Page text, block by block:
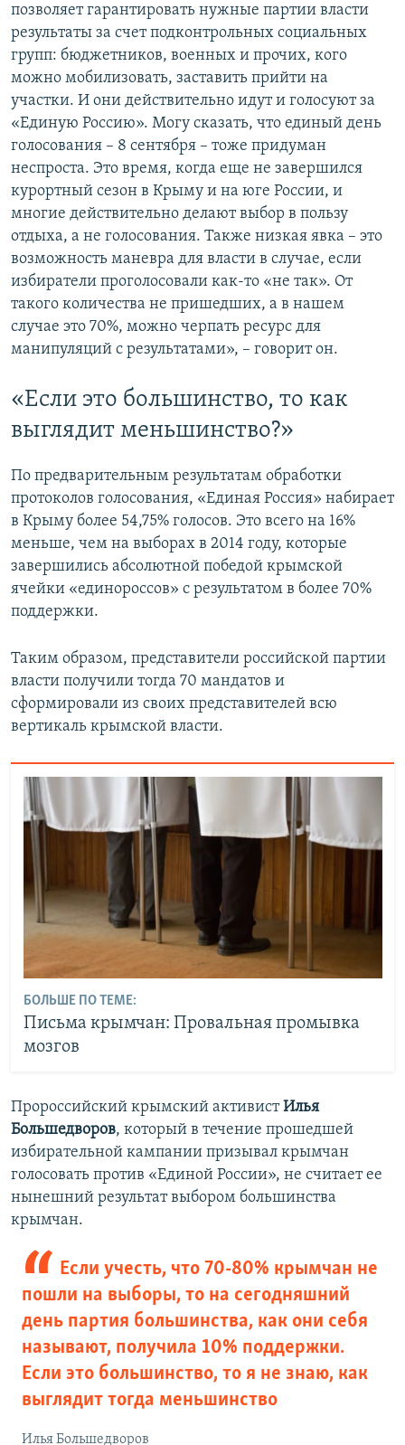
позволяет гарантировать нужные партии власти
результаты за счет подконтрольных социальных
групп: бюджетников, военных и прочих, кого
можно мобилизовать, заставить прийти на
участки. И они действительно идут и голосуют за
«Единую Россию». Могу сказать, что единый день
голосования – 8 сентября – тоже придуман
неспроста. Это время, когда еще не завершился
курортный сезон в Крыму и на юге России, и
многие действительно делают выбор в пользу
отдыха, а не голосования. Также низкая явка – это
возможность маневра для власти в случае, если
избиратели проголосовали как-то «не так». От
такого количества не пришедших, а в нашем
случае это 70%, можно черпать ресурс для
манипуляций с результатами», – говорит он.
«Если это большинство, то как
выглядит меньшинство?»
По предварительным результатам обработки
протоколов голосования, «Единая Россия» набирает
в Крыму более 54,75% голосов. Это всего на 16%
меньше, чем на выборах в 2014 году, которые
завершились абсолютной победой крымской
ячейки «единороссов» с результатом в более 70%
поддержки.
Таким образом, представители российской партии
власти получили тогда 70 мандатов и
сформировали из своих представителей всю
вертикаль крымской власти.
БОЛЬШЕ ПО ТЕМЕ:
Письма крымчан: Провальная промывка
мозгов
Пророссийский крымский активистИлья
Большедворов, который в течение прошедшей
избирательной кампании призывал крымчан
голосовать против «Единой России», не считает ее
нынешний результат выбором большинства
крымчан.
Если учесть, что 70-80% крымчан не
пошли на выборы, то на сегодняшний
день партия большинства, как они себя
называют, получила 10% поддержки.
Если это большинство, то я не знаю, как
выглядит тогда меньшинство
Илья Большедворов